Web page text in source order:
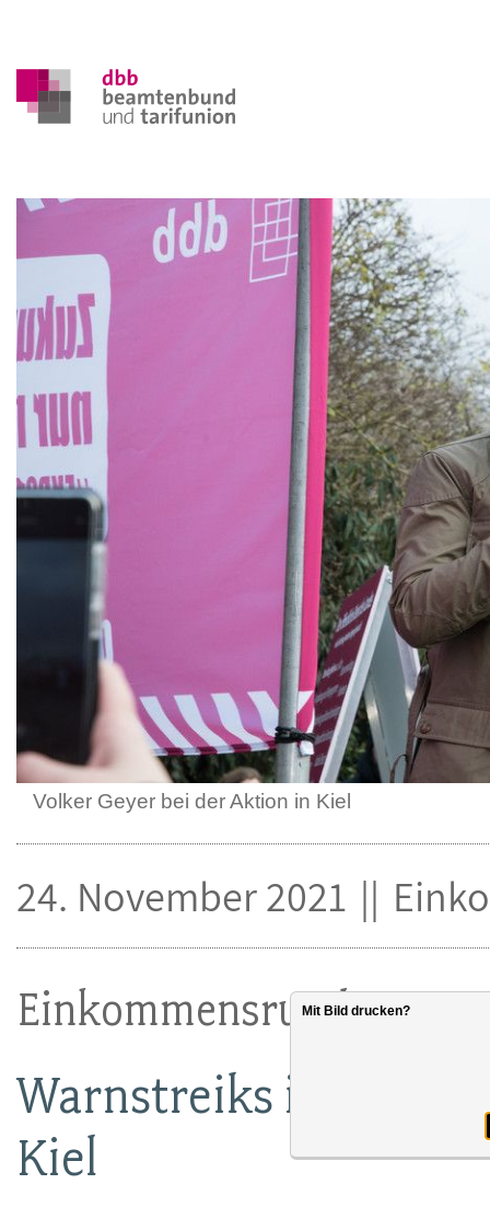
Volker Geyer bei der Aktion in Kiel
Einkommensrunde 2021
Warnstreiks im
Kiel
24. November 2021
Mit Bild drucken?